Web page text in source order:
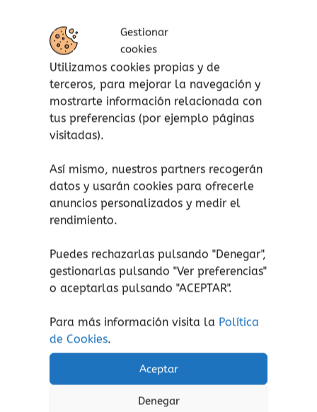
Gestionar
cookies
Utilizamos cookies propias y de
terceros, para mejorar la navegación y
mostrarte información relacionada con
tus preferencias (por ejemplo páginas
visitadas).
Así mismo, nuestros partners recogerán
datos y usarán cookies para ofrecerle
anuncios personalizados y medir el
rendimiento.
Puedes rechazarlas pulsando "Denegar",
gestionarlas pulsando "Ver preferencias"
o aceptarlas pulsando "ACEPTAR".
Para más información visita la Política
de Cookies.
Aceptar
Denegar
pelo, plumas, escamas… ¿casualidad? Lo cierto
es que no.
La evolución, el proceso de millones de años
que ha dado lugar a la gran diversidad de
especies pasadas y actuales, puede explicar
estas coincidencias y la asombrosa capacidad
que ha mostrado la vida para adaptarse y
un pasado.
Descubre en qué consiste este proceso, por qué
los seres vivos somos como somos y de qué
gran familia extraordinaria.
Productos relacionados